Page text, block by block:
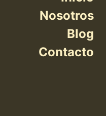
Nosotros
Blog
Contacto